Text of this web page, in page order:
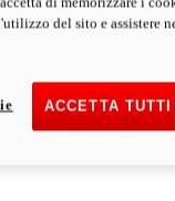
del sito e assistere
ACCETTA